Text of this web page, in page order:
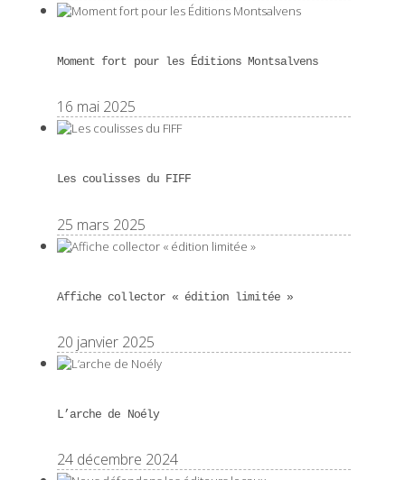
Moment fort pour les Éditions Montsalvens
16 mai 2025
Les coulisses du FIFF
25 mars 2025
Affiche collector « édition limitée »
20 janvier 2025
L’arche de Noély
24 décembre 2024